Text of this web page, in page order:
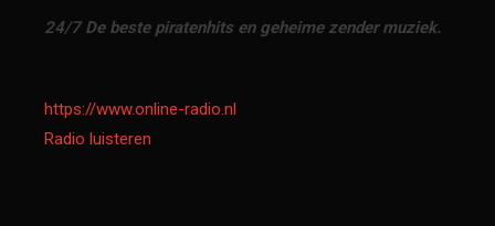
24/7 De beste piratenhits en geheime zender muziek.
https://www.online-radio.nl
Radio luisteren